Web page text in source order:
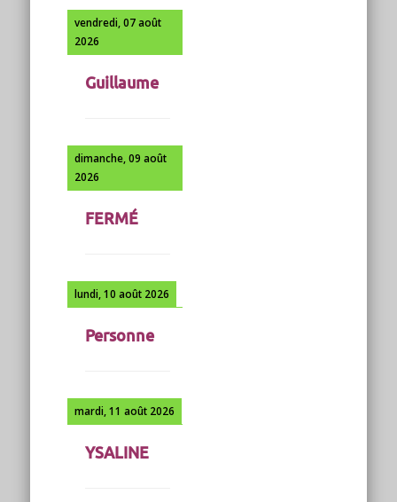
vendredi, 07 août
2026
Guillaume
dimanche, 09 août
2026
FERMÉ
lundi, 10 août 2026
Personne
mardi, 11 août 2026
YSALINE